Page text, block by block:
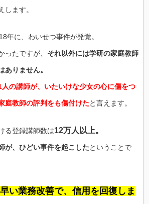
します。
年に、わいせつ事件が発覚。
ったですが、 それ以外には学研の家庭教師
ありません。
人の講師が、いたいけな少女の心に傷をつ
庭教師の評判をも傷付けたと言えます。
る登録講師数は12万人以上。
が、ひどい事件を起こしたということで
い業務改善で、信用を回復しま